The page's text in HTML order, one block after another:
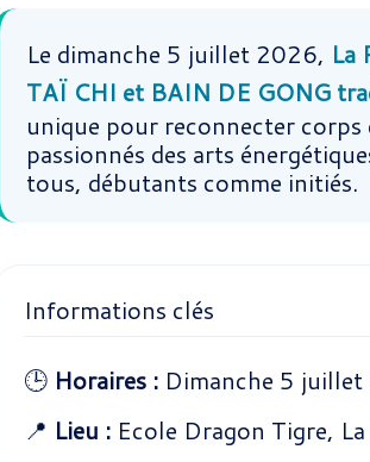
Le dimanche 5 juillet 2026, La
TAÏ CHI et BAIN DE GONG
unique pour reconnecter corps
passionnés des arts
tous, débutants comme initiés.
Informations clés
🕒 Horaires : Dimanche 5
📍 Lieu : Ecole Dragon Tigre,